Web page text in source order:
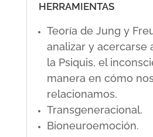
HERRAMIENTAS
Teoría de Jung y
analizar y acercarse
la Psiquis, el
manera en cómo nos
relacionamos.
Transgeneracional.
Bioneuroemoción.